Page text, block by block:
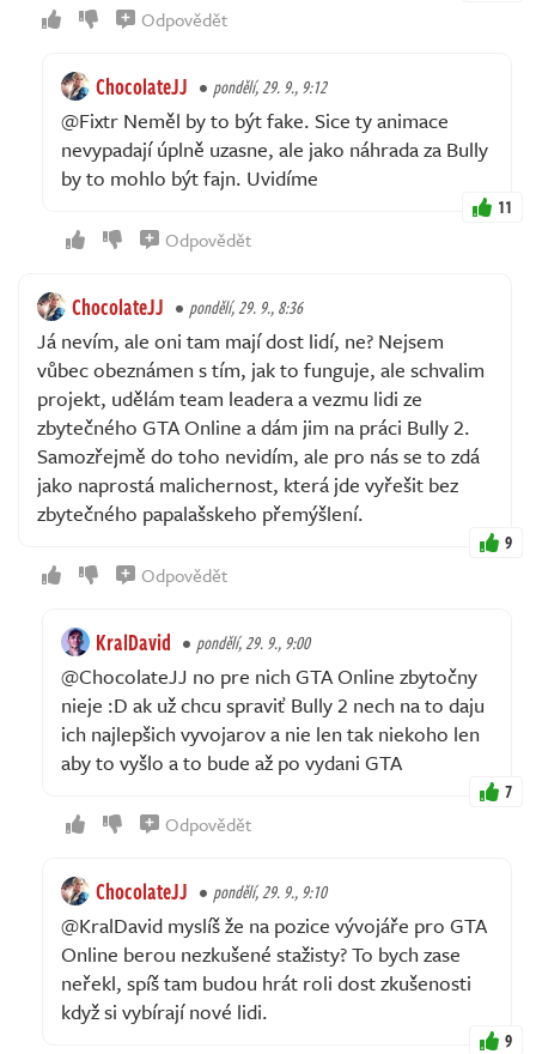
Odpovědět
ChocolateJJ pondělí, 29. 9., 9:12
@Fixtr Neměl by to být fake. Sice ty animace
nevypadají úplně uzasne, ale jako náhrada za Bully
by to mohlo být fajn. Uvidíme
11
Odpovědět
ChocolateJJ pondělí, 29. 9., 8:36
Já nevím, ale oni tam mají dost lidí, ne? Nejsem
vůbec obeznámen s tím, jak to funguje, ale schvalim
projekt, udělám team leadera a vezmu lidi ze
zbytečného GTA Online a dám jim na práci Bully 2.
Samozřejmě do toho nevidím, ale pro nás se to zdá
jako naprostá malichernost, která jde vyřešit bez
zbytečného papalašskeho přemýšlení.
9
Odpovědět
KralDavid pondělí, 29. 9., 9:00
@ChocolateJJ no pre nich GTA Online zbytočny
nieje :D ak už chcu spraviť Bully 2 nech na to daju
ich najlepšich vyvojarov a nie len tak niekoho len
aby to vyšlo a to bude až po vydani GTA
7
Odpovědět
ChocolateJJ pondělí, 29. 9., 9:10
@KralDavid myslíš že na pozice vývojáře pro GTA
Online berou nezkušené stažisty? To bych zase
neřekl, spíš tam budou hrát roli dost zkušenosti
když si vybírají nové lidi.
9